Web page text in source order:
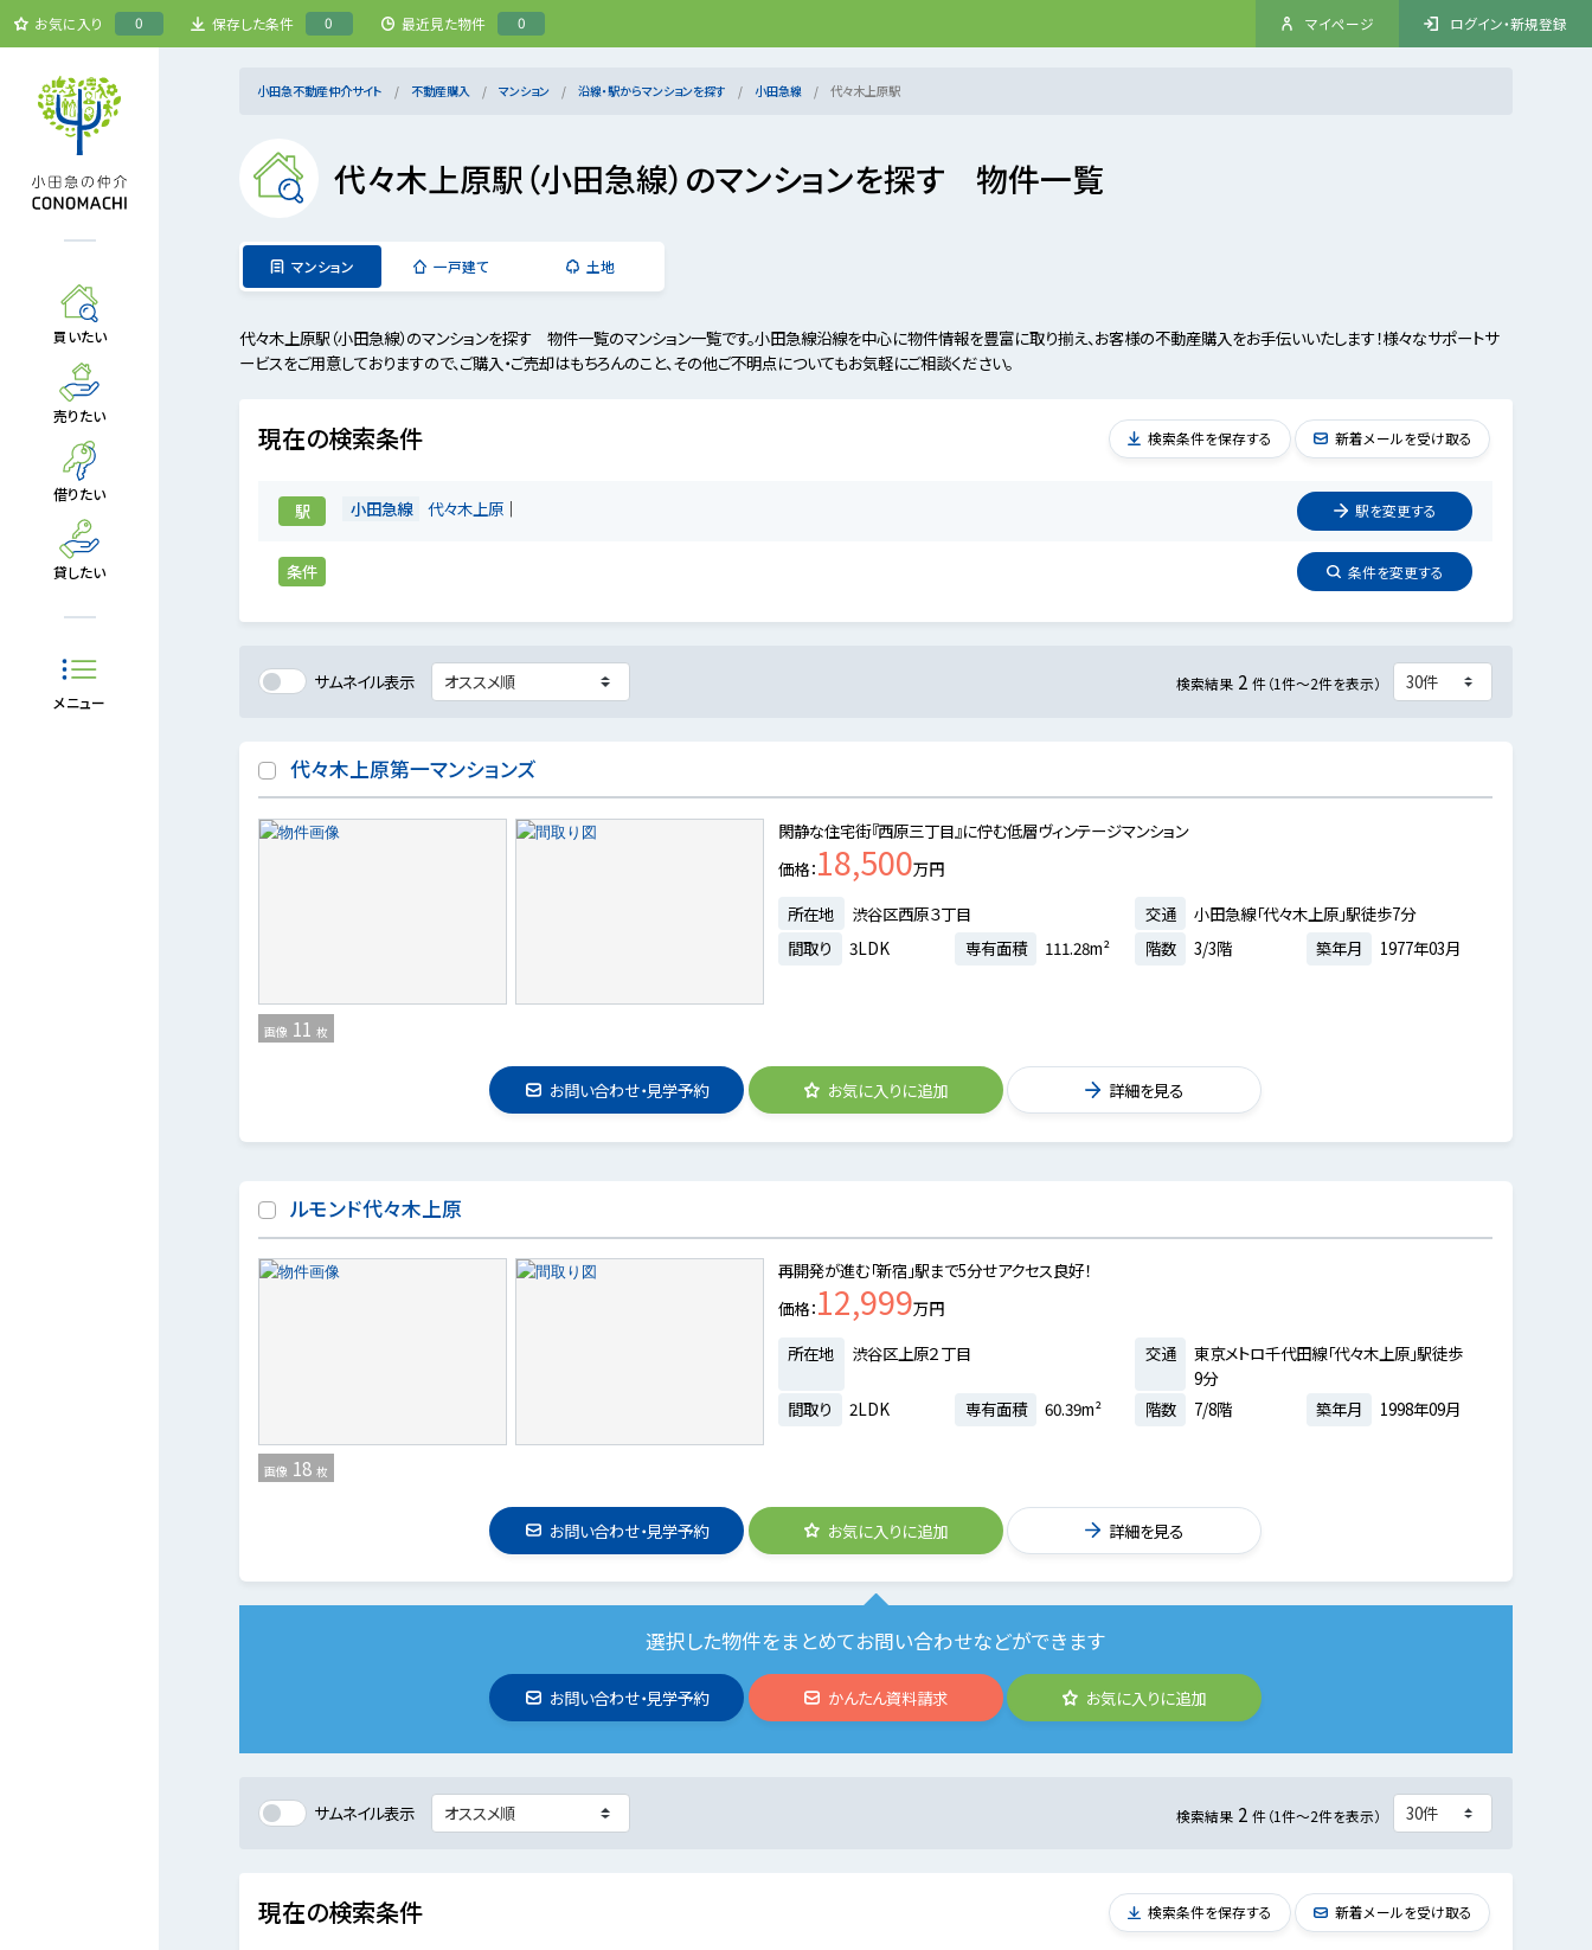
お気に入り 0 保存した条件 0 最近見た物件 0 マイページ ログイン・新規登録
買いたい
売りたい
借りたい
貸したい
メニュー
小田急不動産仲介サイト 不動産購入 マンション 沿線・駅からマンションを探す 小田急線 代々木上原駅
代々木上原駅（小田急線）のマンションを探す 物件一覧
マンション 一戸建て 土地
代々木上原駅（小田急線）のマンションを探す 物件一覧のマンション一覧です。小田急線沿線を中心に物件情報を豊富に取り揃え、お客様の不動産購入をお手伝いいたします！様々なサポートサ
ービスをご用意しておりますので、ご購入・ご売却はもちろんのこと、その他ご不明点についてもお気軽にご相談ください。
現在の検索条件
駅 小田急線 代々木上原 駅を変更する
条件 条件を変更する
検索条件を保存する 新着メールを受け取る
サムネイル表示 検索結果 2 件（1件～2件を表示）
代々木上原第一マンションズ
画像 11 枚
閑静な住宅街『西原三丁目』に佇む低層ヴィンテージマンション
価格 18,500万円
所在地
渋谷区西原３丁目 交通
小田急線「代々木上原」駅徒歩7分
間取り
3LDK 専有面積 111.28m² 階数 3/3階 築年月 1977年03月
お問い合わせ・見学予約 お気に入りに追加 詳細を見る
ルモンド代々木上原
画像 18 枚
再開発が進む「新宿」駅まで5分せアクセス良好！
価格 12,999万円
所在地
渋谷区上原２丁目 交通
東京メトロ千代田線「代々木上原」駅徒歩
9分
間取り
2LDK 専有面積 60.39m² 階数 7/8階 築年月 1998年09月
お問い合わせ・見学予約 お気に入りに追加 詳細を見る
選択した物件をまとめてお問い合わせなどができます
お問い合わせ・見学予約 かんたん資料請求 お気に入りに追加
サムネイル表示 検索結果 2 件（1件～2件を表示）
現在の検索条件 検索条件を保存する 新着メールを受け取る